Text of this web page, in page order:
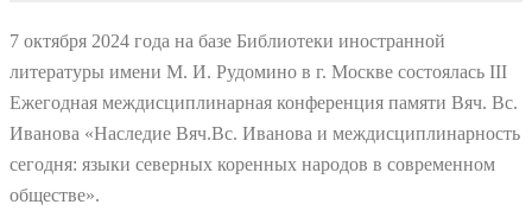
7 октября 2024 года на базе Библиотеки иностранной
литературы имени М. И. Рудомино в г. Москве состоялась III
Ежегодная междисциплинарная конференция памяти Вяч. Вс.
Иванова «Наследие Вяч.Вс. Иванова и междисциплинарность
сегодня: языки северных коренных народов в современном
обществе».